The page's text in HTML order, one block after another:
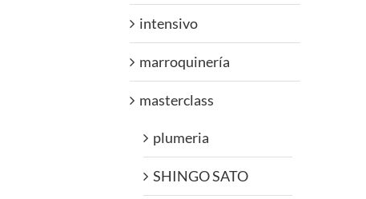
intensivo
marroquinería
masterclass
plumeria
SHINGO SATO